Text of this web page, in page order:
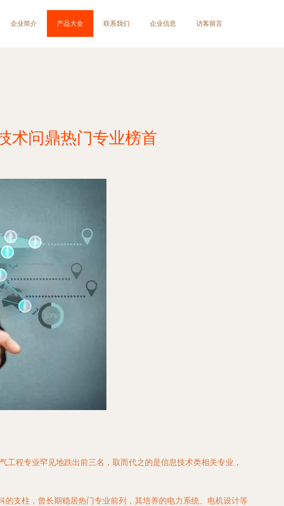
企业简介 产品大全 联系我们 企业信息 访客留言
术问鼎热门专业榜首
程专业罕见地跌出前三名，取而代之的是信息技术类相关专业，
支柱，曾长期稳居热门专业前列，其培养的电力系统、电机设计等